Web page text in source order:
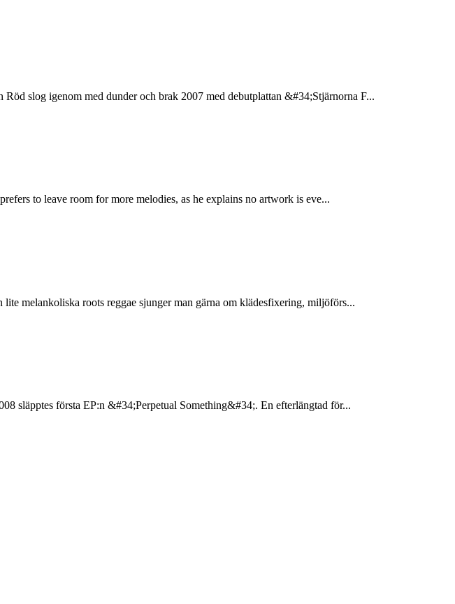
slog igenom med dunder och brak 2007 med debutplattan &#34;Stjärnorna F...
to leave room for more melodies, as he explains no artwork is eve...
melankoliska roots reggae sjunger man gärna om klädesfixering, miljöförs...
släpptes första EP:n &#34;Perpetual Something&#34;. En efterlängtad för...